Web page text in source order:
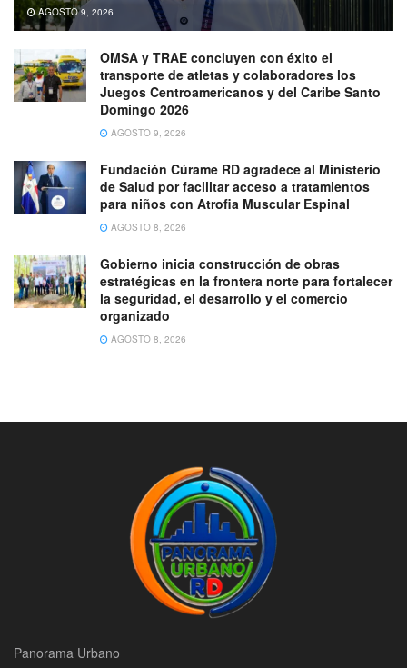
AGOSTO 9, 2026
OMSA y TRAE concluyen con éxito el
transporte de atletas y colaboradores los
Juegos Centroamericanos y del Caribe Santo
Domingo 2026
AGOSTO 9, 2026
Fundación Cúrame RD agradece al Ministerio
de Salud por facilitar acceso a tratamientos
para niños con Atrofia Muscular Espinal
AGOSTO 8, 2026
Gobierno inicia construcción de obras
estratégicas en la frontera norte para fortalecer
la seguridad, el desarrollo y el comercio
organizado
AGOSTO 8, 2026
Panorama Urbano